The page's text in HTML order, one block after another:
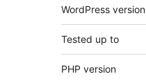
WordPress version
Tested up to
PHP version